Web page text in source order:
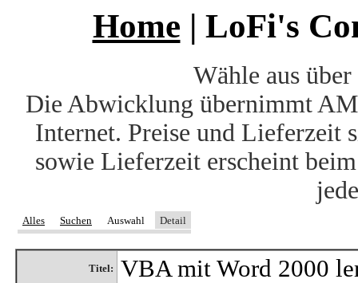
Home | LoFi's
Wähle aus
Die Abwicklung übernimmt
Internet. Preise und Lieferzeit
sowie Lieferzeit erscheint
Alles Suchen Auswahl Detail
Titel: VBA mit Word 2000